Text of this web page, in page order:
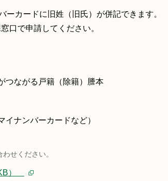
カードに旧姓（旧氏）が併記できます。
口で申請してください。
つながる戸籍（除籍）謄本
ナンバーカードなど）
せください。
）